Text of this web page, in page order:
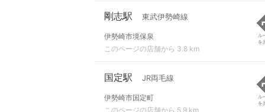
剛志駅 東武伊勢崎線
伊勢崎市境保泉
このページの店舗から 3.8 km
ル
を
国定駅 JR両毛線
伊勢崎市国定町
このページの店舗から 5.9 km
ル
を